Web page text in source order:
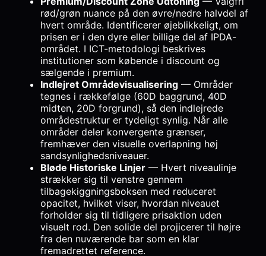
rød/grøn nuance på den øvre/nedre halvdel af
hvert område. Identificerer øjeblikkeligt, om
prisen er i den dyre eller billige del af IPDA-
området. I ICT-metodologi beskrives
institutioner som købende i discount og
sælgende i premium.
Indlejret Områdevisualisering — Områder
tegnes i rækkefølge (60D baggrund, 40D
midten, 20D forgrund), så den indlejrede
områdestruktur er tydeligt synlig. Når alle
områder deler konvergente grænser,
fremhæver den visuelle overlapning høj
sandsynlighedsniveauer.
Bløde Historiske Linjer — Hvert niveaulinje
strækker sig til venstre gennem
tilbagekiggningsboksen med reduceret
opacitet, hvilket viser, hvordan niveauet
forholder sig til tidligere prisaktion uden
visuelt rod. Den solide del projicerer til højre
fra den nuværende bar som en klar
fremadrettet reference.